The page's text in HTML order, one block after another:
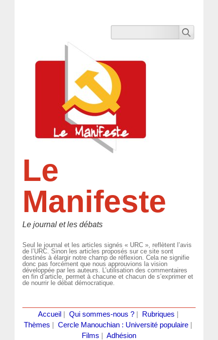
Le
Manifeste
Le journal et les débats
Seul le journal et les articles signés « URC », reflètent l’avis
de l’URC. Sinon les articles proposés sur ce site sont
destinés à élargir notre champ de réflexion. Cela ne signifie
donc pas forcément que nous approuvions la vision
développée par les auteurs. L’utilisation des commentaires
en fin d’article, permet à chacune et chacun de s’exprimer et
de nourrir le débat démocratique.
Accueil Qui sommes-nous ?| Rubriques
Thèmes
Cercle Manouchian : Université populaire
Films
Adhésion